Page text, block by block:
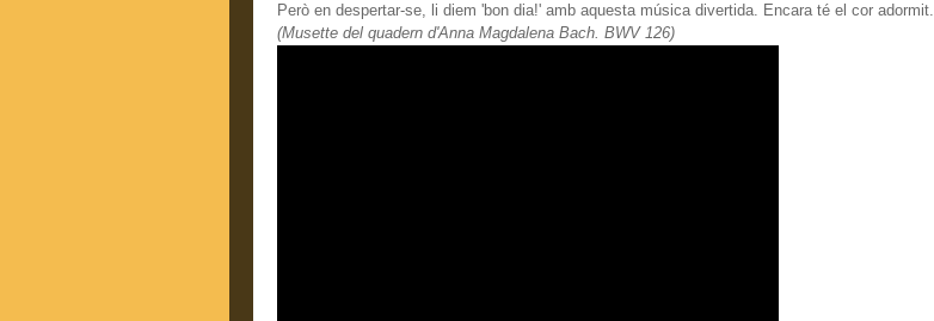
Però en despertar-se, li diem 'bon dia!' amb aquesta música divertida. Encara té el cor adormit.
(Musette del quadern d'Anna Magdalena Bach. BWV 126)